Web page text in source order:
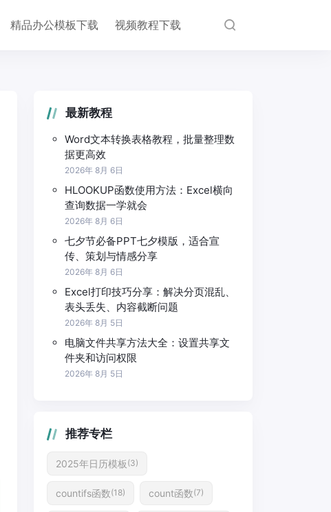
精品办公模板下载 视频教程下载
最新教程
Word文本转换表格教程，批量整理数
据更高效
2026年 8月 6日
HLOOKUP函数使用方法：Excel横向
查询数据一学就会
2026年 8月 6日
七夕节必备PPT七夕模版，适合宣
传、策划与情感分享
2026年 8月 6日
Excel打印技巧分享：解决分页混乱、
表头丢失、内容截断问题
2026年 8月 5日
电脑文件共享方法大全：设置共享文
件夹和访问权限
2026年 8月 5日
推荐专栏
2025年日历模板 (3)
countifs函数(18) count函数(7)